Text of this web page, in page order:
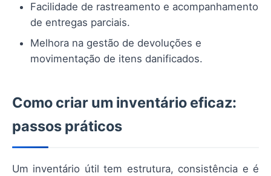
Facilidade de rastreamento e acompanhamento
de entregas parciais.
Melhora na gestão de devoluções e
movimentação de itens danificados.
Como criar um inventário eficaz:
passos práticos
Um inventário útil tem estrutura, consistência e é